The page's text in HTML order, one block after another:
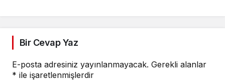
Bir Cevap Yaz
E-posta adresiniz yayınlanmayacak. Gerekli alanlar
* ile işaretlenmişlerdir